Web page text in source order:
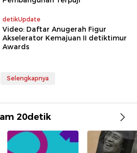
detikUpdate
Video: Daftar Anugerah Figur
Akselerator Kemajuan II detiktimur
Awards
Selengkapnya
20detik